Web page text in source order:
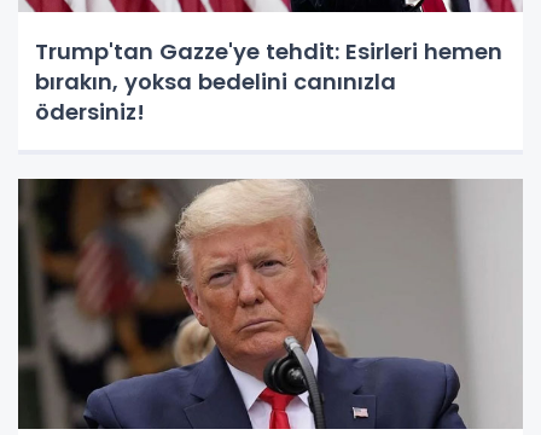
Trump'tan Gazze'ye tehdit: Esirleri hemen
bırakın, yoksa bedelini canınızla
ödersiniz!